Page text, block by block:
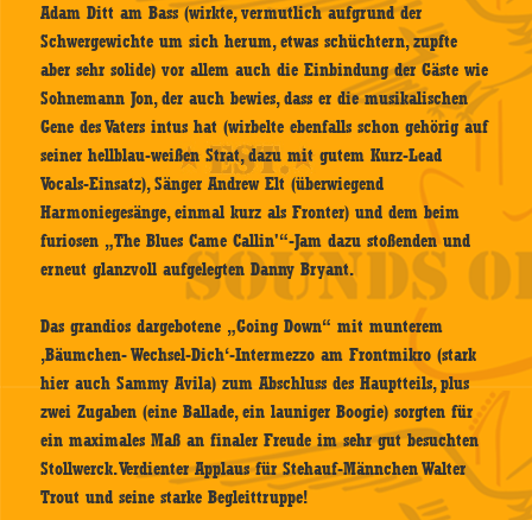
Adam Ditt am Bass (wirkte, vermutlich aufgrund der
Schwergewichte um sich herum, etwas schüchtern, zupfte
aber sehr solide) vor allem auch die Einbindung der Gäste wie
Sohnemann Jon, der auch bewies, dass er die musikalischen
Gene des Vaters intus hat (wirbelte ebenfalls schon gehörig auf
seiner hellblau-weißen Strat, dazu mit gutem Kurz-Lead
Vocals-Einsatz), Sänger Andrew Elt (überwiegend
Harmoniegesänge, einmal kurz als Fronter) und dem beim
furiosen „The Blues Came Callin'“-Jam dazu stoßenden und
erneut glanzvoll aufgelegten Danny Bryant.
Das grandios dargebotene „Going Down“ mit munterem
‚Bäumchen- Wechsel-Dich‘-Intermezzo am Frontmikro (stark
hier auch Sammy Avila) zum Abschluss des Hauptteils, plus
zwei Zugaben (eine Ballade, ein launiger Boogie) sorgten für
ein maximales Maß an finaler Freude im sehr gut besuchten
Stollwerck. Verdienter Applaus für Stehauf-Männchen Walter
Trout und seine starke Begleittruppe!